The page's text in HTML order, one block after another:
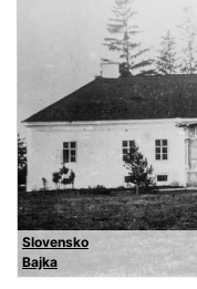
Slovensko
Bajka